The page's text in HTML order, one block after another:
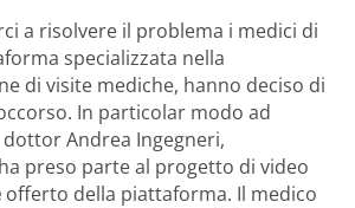
a risolvere il problema i medici di
specializzata nella
di visite mediche, hanno deciso di
In particolar modo ad
Andrea Ingegneri,
preso parte al progetto di video
offerto della piattaforma. Il medico